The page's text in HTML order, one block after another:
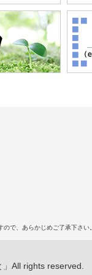
ので、あらかじめご了承下さい
All rights reserved.